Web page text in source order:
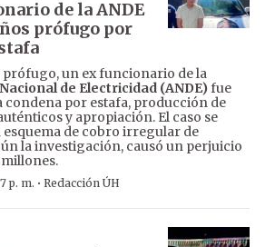
de la ANDE
prófugo por
prófugo, un ex funcionario de la
de Electricidad (ANDE)fue
condena por estafa, producción de
y apropiación. El caso se
de cobro irregular de
la investigación, causó un perjuicio
millones.
p. m. · Redacción ÚH